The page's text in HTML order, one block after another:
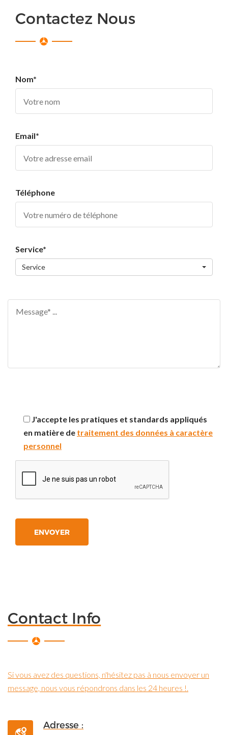
Contactez Nous
Nom*
Email*
Téléphone
Service*
Service
J'accepte les pratiques et standards appliqués
en matière de traitement des données à caractère
personnel
Contact Info
Si vous avez des questions, n'hésitez pas à nous envoyer un
message, nous vous répondrons dans les 24 heures !.
Adresse :